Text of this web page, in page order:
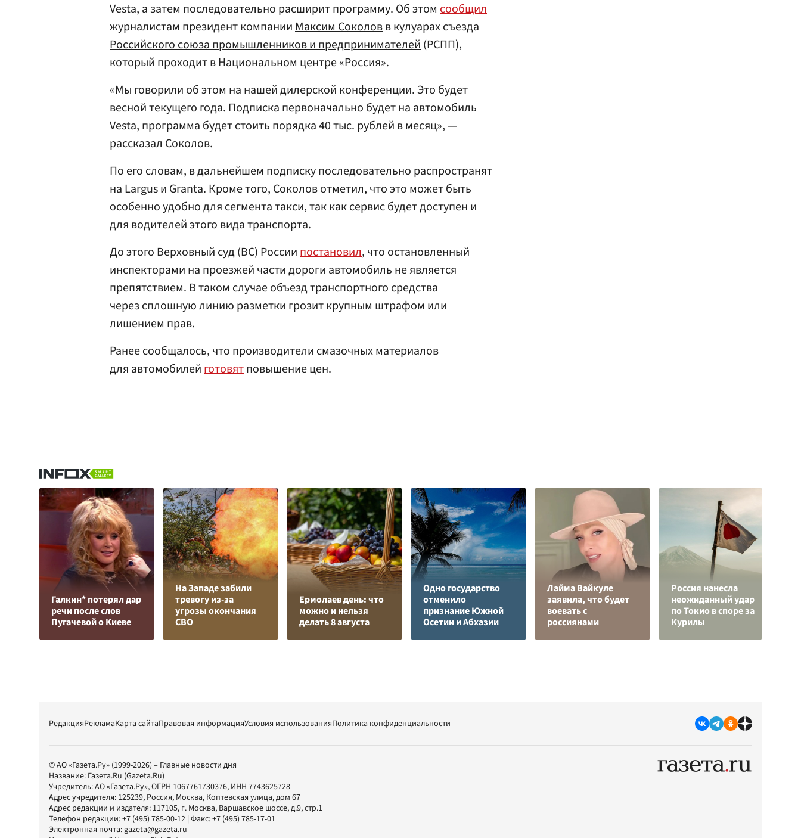
Vesta, а затем последовательно расширит программу. Об этом сообщил
журналистам президент компанииМаксим Соколовв кулуарах съезда
Российского союза промышленников и предпринимателей(РСПП),
который проходит в Национальном центре «Россия».
«Мы говорили об этом на нашей дилерской конференции. Это будет
весной текущего года. Подписка первоначально будет на автомобиль
Vesta, программа будет стоить порядка 40 тыс. рублей в месяц», —
рассказал Соколов.
По его словам, в дальнейшем подписку последовательно распространят
на Largus и Granta. Кроме того, Соколов отметил, что это может быть
особенно удобно для сегмента такси, так как сервис будет доступен и
для водителей этого вида транспорта.
До этого Верховный суд (ВС) Россиипостановил, что остановленный
инспекторами на проезжей части дороги автомобиль не является
препятствием. В таком случае объезд транспортного средства
через сплошную линию разметки грозит крупным штрафом или
лишением прав.
Ранее сообщалось, что производители смазочных материалов
для автомобилейготовятповышение цен.
Галкин* потерял дар
речи после слов
Пугачевой о Киеве
На Западе забили
тревогу из-за
угрозы окончания
СВО
Ермолаев день: что
можно и нельзя
делать 8 августа
Одно государство
отменило
признание Южной
Осетии и Абхазии
Лайма Вайкуле
заявила, что будет
воевать с
россиянами
Россия нанесла
неожиданный удар
по Токио в споре за
Курилы
РедакцияРекламаКарта сайтаПравовая информацияУсловия использованияПолитика конфиденциальности
© АО «Газета.Ру» (1999-2026) – Главные новости дня
Название: Газета.Ru (Gazeta.Ru)
Учредитель:АО «Газета.Ру», ОГРН 1067761730376, ИНН 7743625728
Адрес учредителя: 125239, Россия, Москва, Коптевская улица, дом 67
Адрес редакции и издателя: 117105, г. Москва, Варшавское шоссе, д.9, стр.1
Телефон редакции:+7 (495) 785-00-12 | Факс:+7 (495) 785-17-01
Электронная почта:gazeta@gazeta.ru